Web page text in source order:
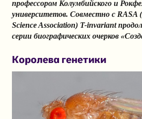
профессором Колумбийского и
университетов. Совместно с RASA
Science Association) T-invariant
серии биографических очерков
Королева генетики